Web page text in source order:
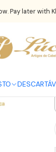
Pay later with
BC
|